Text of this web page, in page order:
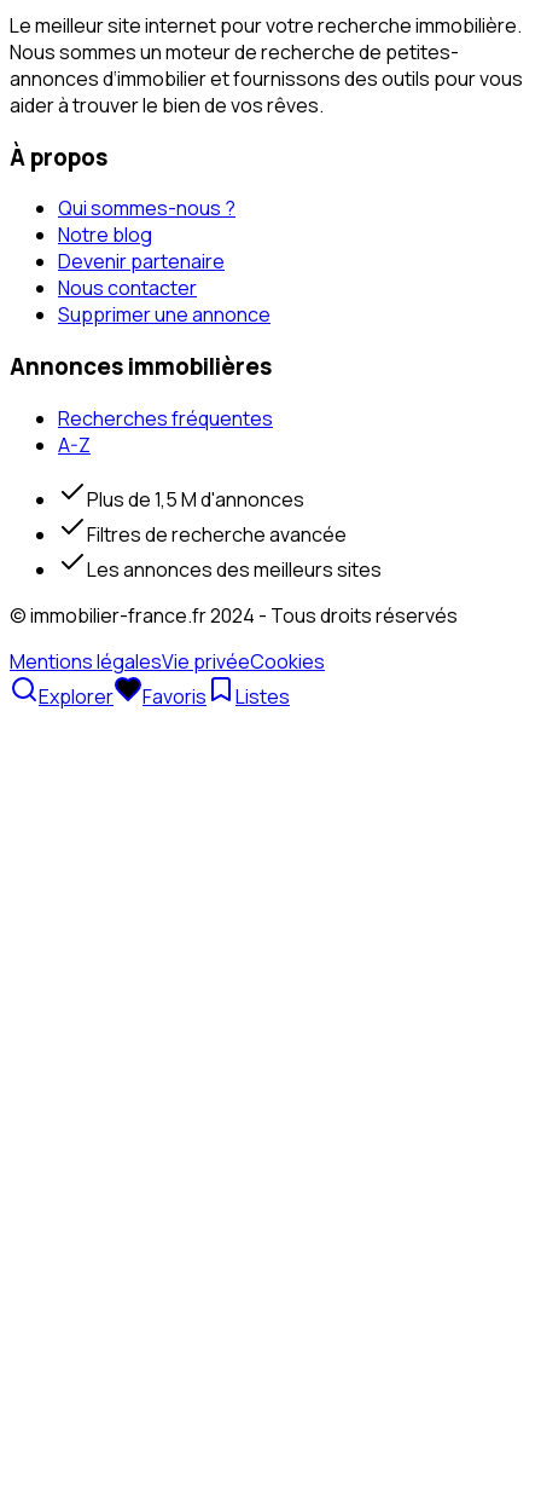
Le meilleur site internet pour votre recherche immobilière.
Nous sommes un moteur de recherche de petites-
annonces d‘immobilier et fournissons des outils pour vous
aider à trouver le bien de vos rêves.
À propos
Qui sommes-nous ?
Notre blog
Devenir partenaire
Nous contacter
Supprimer une annonce
Annonces immobilières
Recherches fréquentes
A-Z
Plus de 1,5 M d'annonces
Filtres de recherche avancée
Les annonces des meilleurs sites
© immobilier-france.fr 2024 - Tous droits réservés
Mentions légalesVie privéeCookies
Explorer
Favoris Listes